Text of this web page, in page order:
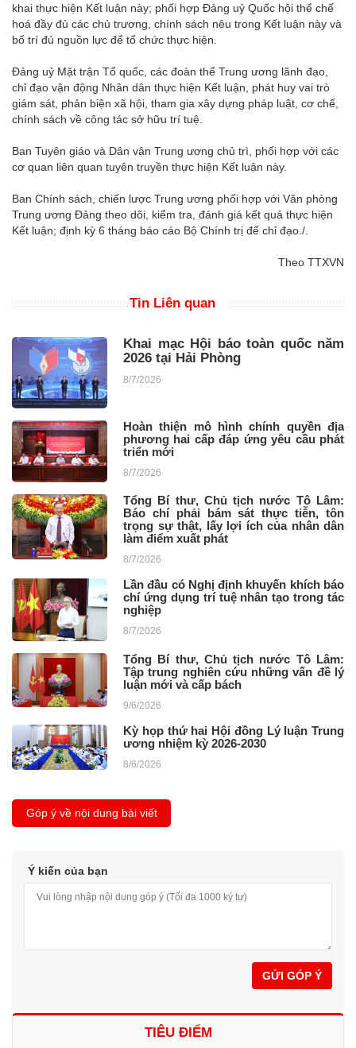
khai thực hiện Kết luận này; phối hợp Đảng uỷ Quốc hội thể chế
hoá đầy đủ các chủ trương, chính sách nêu trong Kết luận này và
bố trí đủ nguồn lực để tổ chức thực hiện.
Đảng uỷ Mặt trận Tổ quốc, các đoàn thể Trung ương lãnh đạo,
chỉ đạo vận động Nhân dân thực hiện Kết luận, phát huy vai trò
giám sát, phản biện xã hội, tham gia xây dựng pháp luật, cơ chế,
chính sách về công tác sở hữu trí tuệ.
Ban Tuyên giáo và Dân vận Trung ương chủ trì, phối hợp với các
cơ quan liên quan tuyên truyền thực hiện Kết luận này.
Ban Chính sách, chiến lược Trung ương phối hợp với Văn phòng
Trung ương Đảng theo dõi, kiểm tra, đánh giá kết quả thực hiện
Kết luận; định kỳ 6 tháng báo cáo Bộ Chính trị để chỉ đạo./.
Theo TTXVN
Tin Liên quan
Khai mạc Hội báo toàn quốc năm
2026 tại Hải Phòng
8/7/2026
Hoàn thiện mô hình chính quyền địa
phương hai cấp đáp ứng yêu cầu phát
triển mới
8/7/2026
Tổng Bí thư, Chủ tịch nước Tô Lâm:
Báo chí phải bám sát thực tiễn, tôn
trọng sự thật, lấy lợi ích của nhân dân
làm điểm xuất phát
8/7/2026
Lần đầu có Nghị định khuyến khích báo
chí ứng dụng trí tuệ nhân tạo trong tác
nghiệp
8/7/2026
Tổng Bí thư, Chủ tịch nước Tô Lâm:
Tập trung nghiên cứu những vấn đề lý
luận mới và cấp bách
9/6/2026
Kỳ họp thứ hai Hội đồng Lý luận Trung
ương nhiệm kỳ 2026-2030
8/6/2026
Góp ý về nội dung bài viết
Ý kiến của bạn
GỬI GÓP Ý
TIÊU ĐIỂM